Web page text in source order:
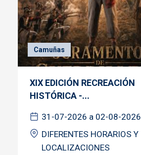
Camuñas
XIX EDICIÓN RECREACIÓN
HISTÓRICA -...
31-07-2026 a 02-08-2026
DIFERENTES HORARIOS Y
LOCALIZACIONES